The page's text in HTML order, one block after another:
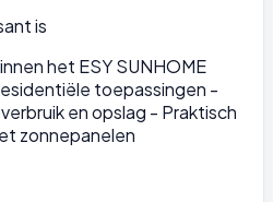
is
het ESY SUNHOME
toepassingen -
en opslag - Praktisch
zonnepanelen